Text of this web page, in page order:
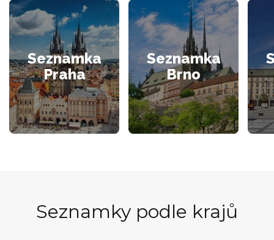
Seznamka
Praha
Seznamka
Brno
Seznamky podle krajů